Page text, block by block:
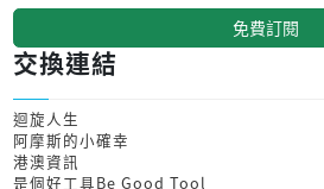
免費訂閱
交換連結
迴旋人生
阿摩斯的小確幸
港澳資訊
是個好工具Be Good Tool